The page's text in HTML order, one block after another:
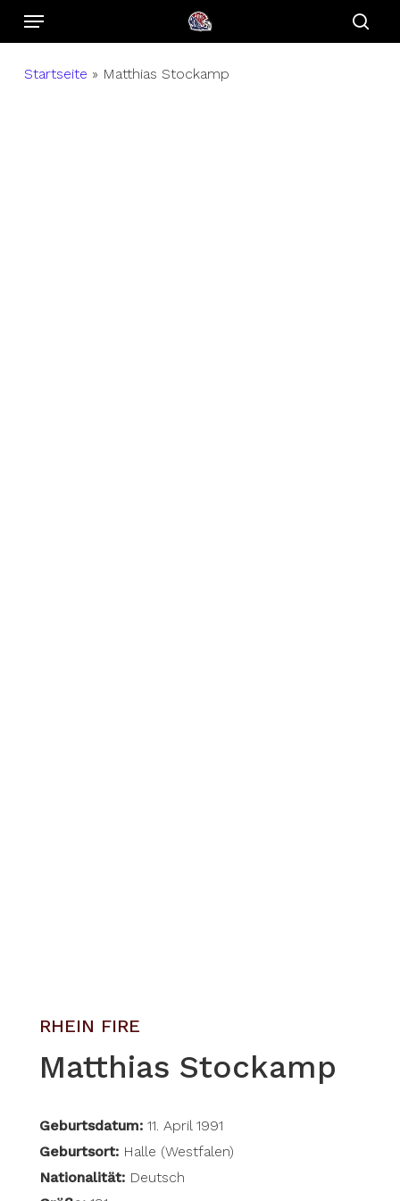
SkipMenu
Startseite » Matthias Stockamp
RHEIN FIRE
Matthias Stockamp
Geburtsdatum: 11. April 1991
Geburtsort:Halle (Westfalen)
Nationalität:Deutsch